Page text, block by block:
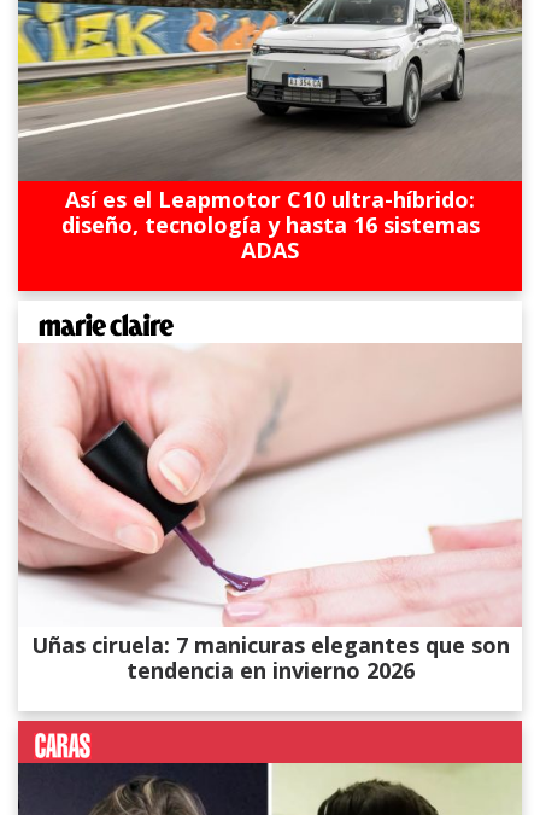
Así es el Leapmotor C10 ultra-híbrido:
diseño, tecnología y hasta 16 sistemas
ADAS
Uñas ciruela: 7 manicuras elegantes que son
tendencia en invierno 2026